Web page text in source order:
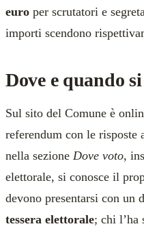
euro per scrutatori e
importi scendono
Dove e quando
Sul sito del Comune è
referendum con le risposte
nella sezione Dove voto,
elettorale, si conosce il
devono presentarsi con un
tessera elettorale; chi l’ha